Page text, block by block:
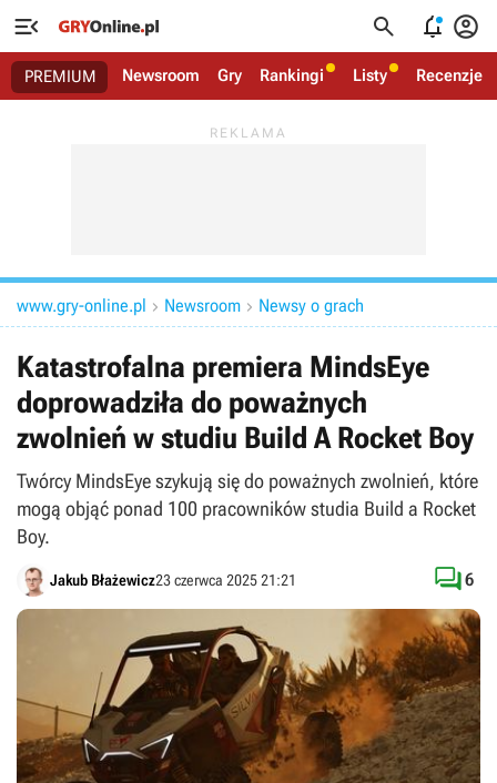
   
PREMIUM Newsroom Gry Rankingi Listy Recenzje
www.gry-online.pl  Newsroom  Newsy o grach
Katastrofalna premiera MindsEye
doprowadziła do poważnych
zwolnień w studiu Build A Rocket Boy
Twórcy MindsEye szykują się do poważnych zwolnień, które
mogą objąć ponad 100 pracowników studia Build a Rocket
Boy.
Jakub Błażewicz23 czerwca 2025 21:21 6